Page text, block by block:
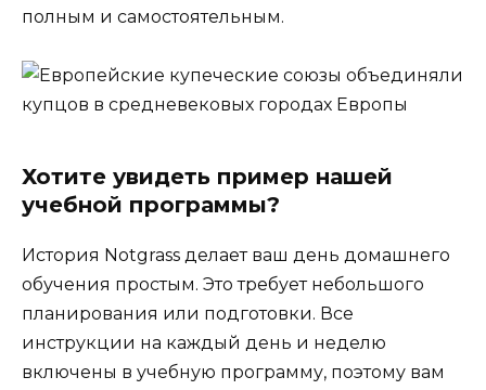
полным и самостоятельным.
Хотите увидеть пример нашей
учебной программы?
История Notgrass делает ваш день домашнего
обучения простым. Это требует небольшого
планирования или подготовки. Все
инструкции на каждый день и неделю
включены в учебную программу, поэтому вам